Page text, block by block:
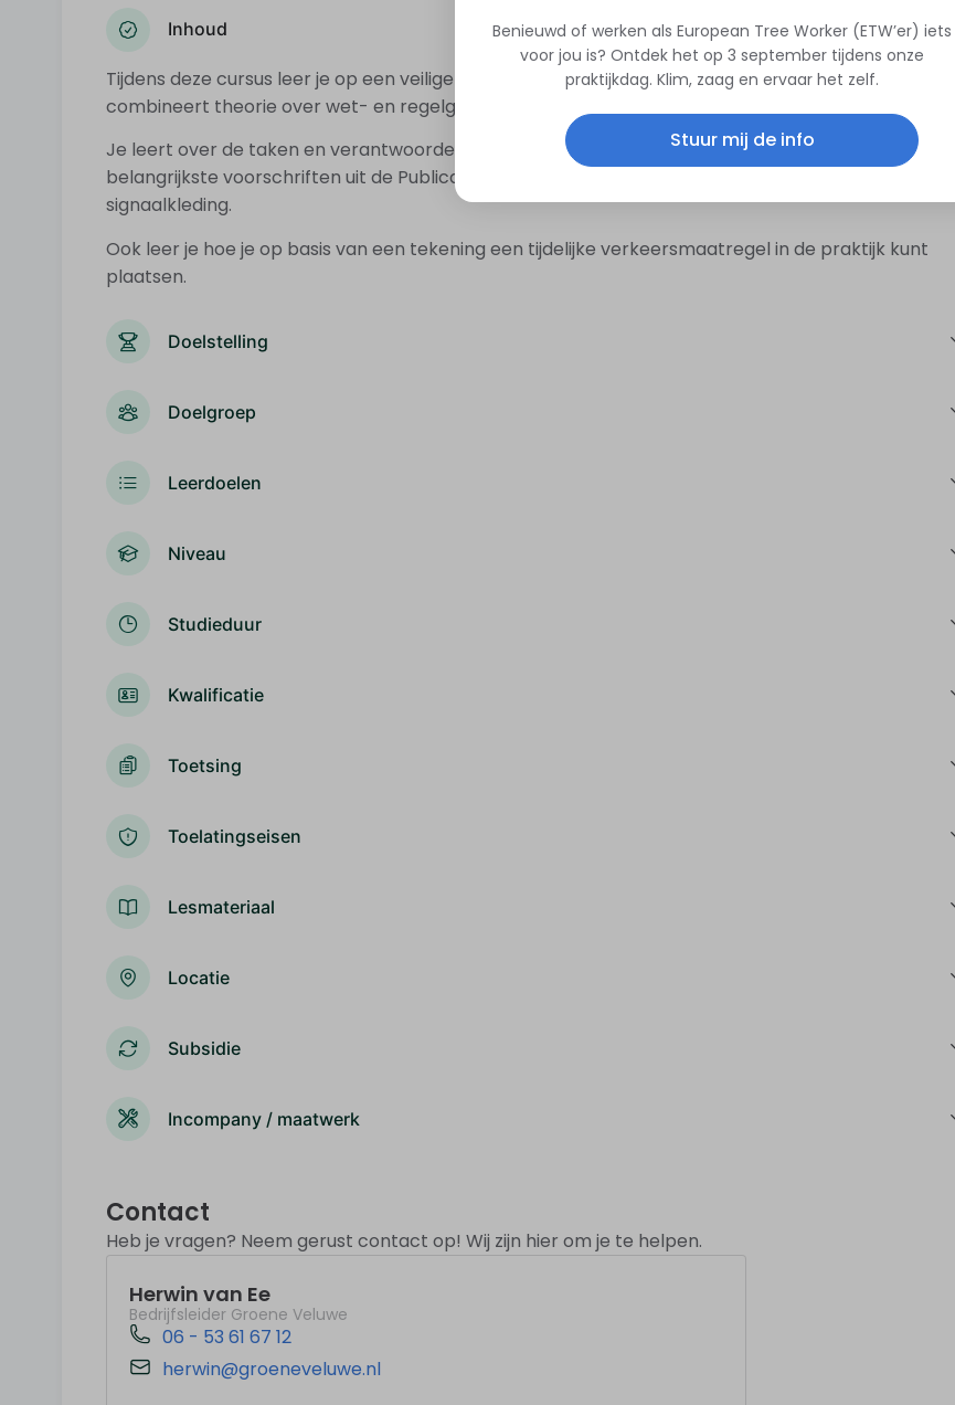
Inhoud
Tijdens deze cursus leer je op een veilige wijze tijdelijke verkeersmaatregelen te plaatsen. De cursus
combineert theorie over wet- en regelgeving met praktische vaardigheden.
Je leert over de taken en verantwoordelijkheden van wegbeheerders en uitvoerenden, de
belangrijkste voorschriften uit de Publicatie 96b CROW, en het correct gebruik van materialen en
signaalkleding.
Ook leer je hoe je op basis van een tekening een tijdelijke verkeersmaatregel in de praktijk kunt
plaatsen.
Doelstelling
Doelgroep
Leerdoelen
Niveau
Studieduur
Kwalificatie
Toetsing
Toelatingseisen
Lesmateriaal
Locatie
Subsidie
Incompany / maatwerk
Contact
Heb je vragen? Neem gerust contact op! Wij zijn hier om je te helpen.
Herwin van Ee
Bedrijfsleider Groene Veluwe
06 - 53 61 67 12
herwin@groeneveluwe.nl
Benieuwd of werken als European Tree Worker (ETW’er) iets
voor jou is? Ontdek het op 3 september tijdens onze
praktijkdag. Klim, zaag en ervaar het zelf.
Stuur mij de info